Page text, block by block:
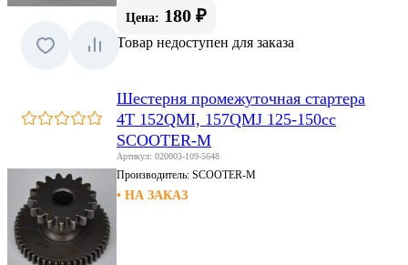
Цена: 180 ₽
Товар недоступен для заказа
Шестерня промежуточная стартера
4T 152QMI, 157QMJ 125-150cс
SCOOTER-M
Артикул: 020003-109-5648
Производитель: SCOOTER-M
• НА ЗАКАЗ